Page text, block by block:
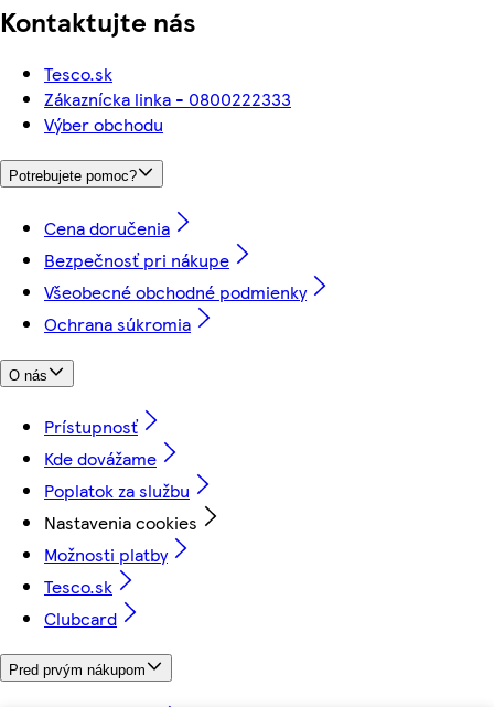
Kontaktujte nás
Tesco.sk
Zákaznícka linka - 0800222333
Výber obchodu
Potrebujete pomoc?
Cena doručenia
Bezpečnosť pri nákupe
Všeobecné obchodné podmienky
Ochrana súkromia
O nás
Prístupnosť
Kde dovážame
Poplatok za službu
Nastavenia cookies
Možnosti platby
Tesco.sk
Clubcard
Pred prvým nákupom